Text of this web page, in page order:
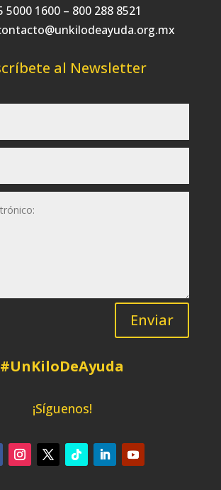
5000 1600 – 800 288 8521
al Newsletter
Enviar
#UnKiloDeAyuda
¡Síguenos!